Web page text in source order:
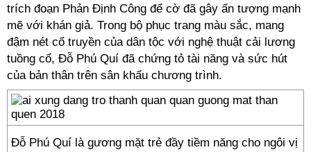
trích đoạn Phản Định Công để cờ đã gây ấn tượng mạnh
mẽ với khán giả. Trong bộ phục trang màu sắc, mang
đậm nét cổ truyền của dân tộc với nghệ thuật cải lương
tuồng cổ, Đỗ Phú Quí đã chứng tỏ tài năng và sức hút
của bản thân trên sân khấu chương trình.
Đỗ Phú Quí là gương mặt trẻ đầy tiềm năng cho ngôi vị